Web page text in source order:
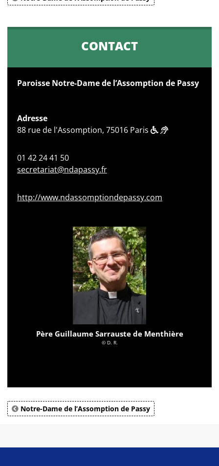
CONTACT
Paroisse Notre-Dame de l’Assomption de Passy
Adresse
88 rue de l'Assomption, 75016 Paris
01 42 24 41 50
secretariat@ndapassy.fr
http://www.ndassomptiondepassy.com
Père Guillaume Sarrauste de Menthière
© D. R.
Notre-Dame de l’Assomption de Passy